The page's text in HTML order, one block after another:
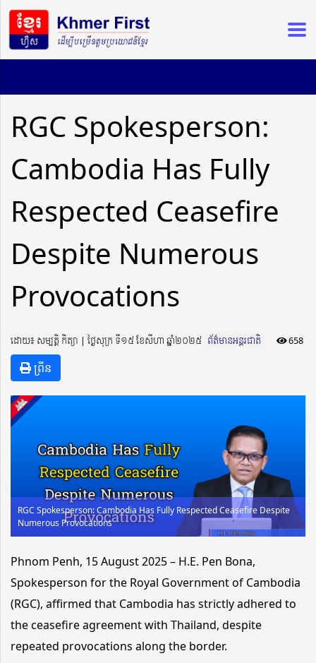
RGC Spokesperson:
Cambodia Has Fully
Respected Ceasefire
Despite Numerous
Provocations
ដោយ៖ សម្បត្តិ កិត្យា ​​ | ថ្ងៃសុក្រ ទី១៥ ខែសីហា ឆ្នាំ២០២៥ ព័ត៌មានអន្តរជាតិ 658
ព្រីន
RGC Spokesperson: Cambodia Has Fully Respected Ceasefire Despite
Numerous Provocations
Phnom Penh, 15 August 2025 – H.E. Pen Bona,
Spokesperson for the Royal Government of Cambodia
(RGC), affirmed that Cambodia has strictly adhered to
the ceasefire agreement with Thailand, despite
repeated provocations along the border.